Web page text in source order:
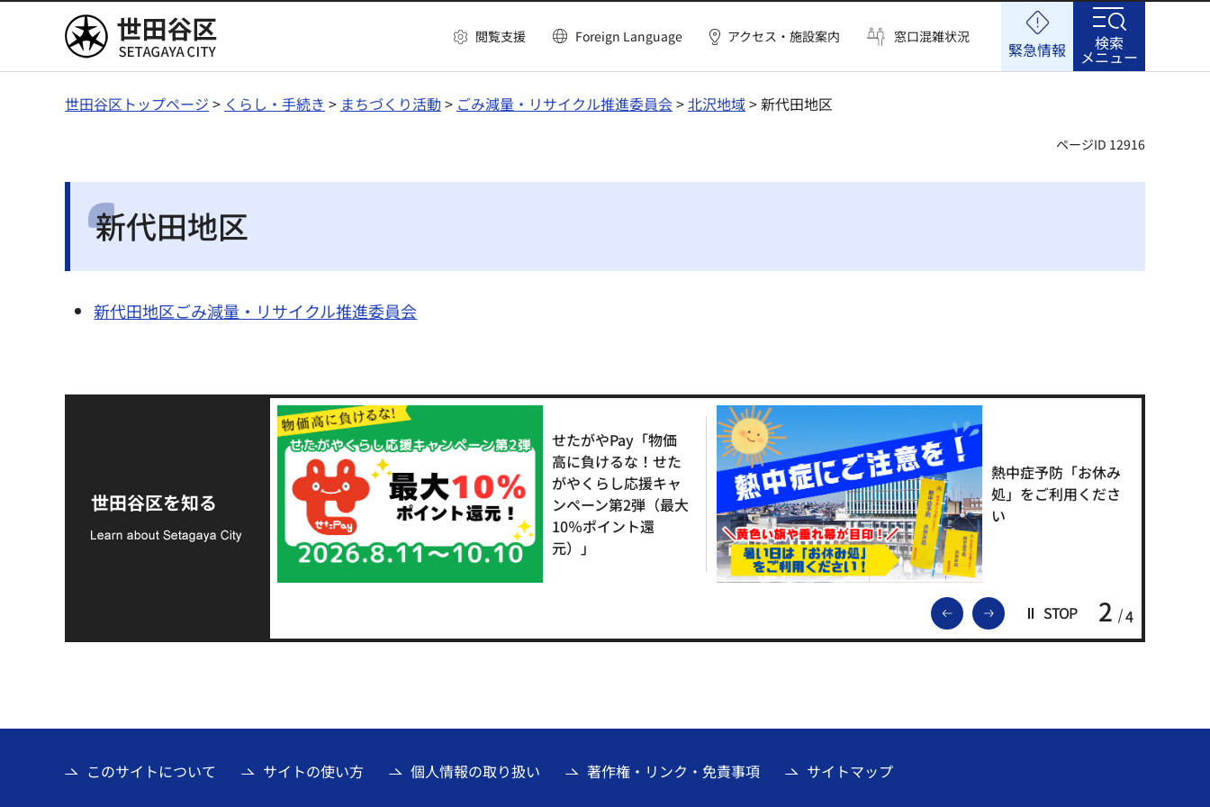
世田谷区 閲覧支援 Foreign Language アクセス・施設案内 窓口混雑状況
緊急情報 検索
メニュー
世田谷区トップページ > くらし・手続き > まちづくり活動 > ごみ減量・リサイクル推進委員会>北沢地域> 新代田地区
ページID 12916
新代田地区
新代田地区ごみ減量・リサイクル推進委員会
世田谷区を知る
前のスライドを表示
次のスライドを表示
STOP 2 4
支援金の募集につい
て
せたがやPay「物価
高に負けるな！せた
がやくらし応援キャ
ンペーン第2弾（最大
10％ポイント還
元）」
熱中症予防「お休み
処」をご利用くださ
い
このサイトについて サイトの使い方 個人情報の取り扱い 著作権・リンク・免責事項 サイトマップ